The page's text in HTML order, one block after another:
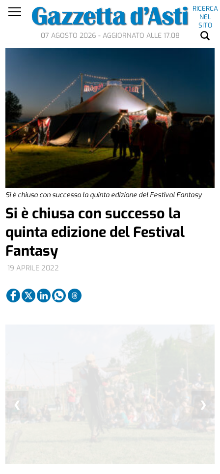
RICERCA
NEL
SITO
07 AGOSTO 2026 - AGGIORNATO ALLE 17.08
Si è chiusa con successo la quinta edizione del Festival Fantasy
19 APRILE 2022
Si è chiusa con successo la
quinta edizione del Festival
Fantasy
❮ ❯